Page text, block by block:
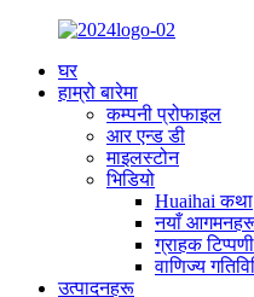
घर
हाम्रो बारेमा
कम्पनी प्रोफाइल
आर एन्ड डी
माइलस्टोन
भिडियो
Huaihai कथा
नयाँ
ग्राहक टिप्पणी
वाणिज्य
उत्पादनहरू